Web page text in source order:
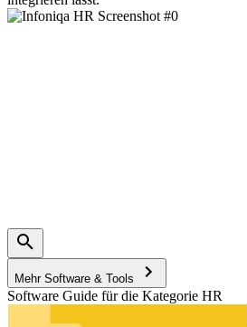
Mehr Software & Tools
Software Guide für die Kategorie HR